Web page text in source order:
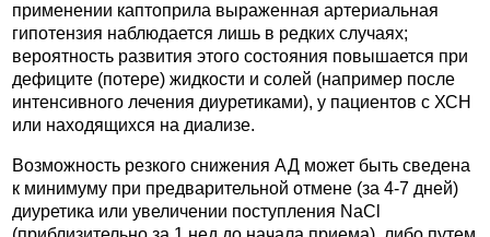
применении каптоприла выраженная артериальная
гипотензия наблюдается лишь в редких случаях;
вероятность развития этого состояния повышается при
дефиците (потере) жидкости и солей (например после
интенсивного лечения диуретиками), у пациентов с ХСН
или находящихся на диализе.
Возможность резкого снижения АД может быть сведена
к минимуму при предварительной отмене (за 4-7 дней)
диуретика или увеличении поступления NaCl